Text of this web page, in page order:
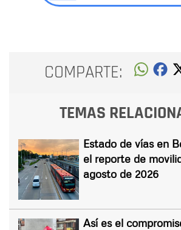
COMPARTE:
TEMAS
Estado de vías en
el reporte de
agosto de 2026
Así es el